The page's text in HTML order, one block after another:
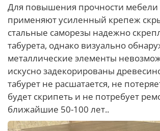
Для повышения прочности мебели
применяют усиленный крепеж
стальные саморезы надежно
табурета, однако визуально
металлические элементы
искусно задекорированы
табурет не расшатается, не
будет скрипеть и не потребует
ближайшие 50-100 лет..